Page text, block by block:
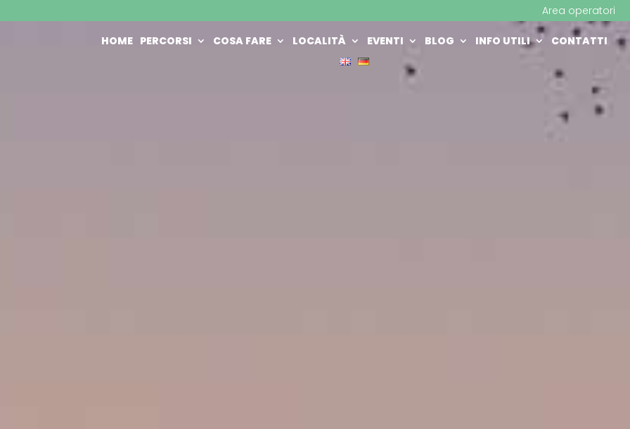
Area operatori
HOME PERCORSI COSA FARE LOCALITÀ EVENTI BLOG INFO UTILI CONTATTI